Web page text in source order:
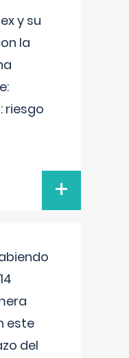
y su
la
riesgo
+
este
del